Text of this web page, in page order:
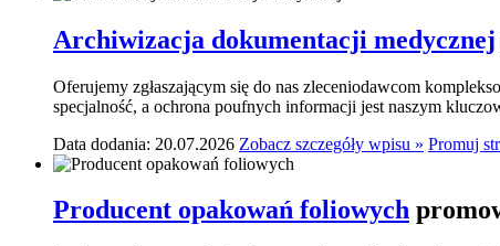
Archiwizacja dokumentacji medycznej
Oferujemy zgłaszającym się do nas zleceniodawcom
specjalność, a ochrona poufnych informacji jest naszym
Data dodania: 20.07.2026 Zobacz szczegóły wpisu » Promuj
Producent opakowań foliowych